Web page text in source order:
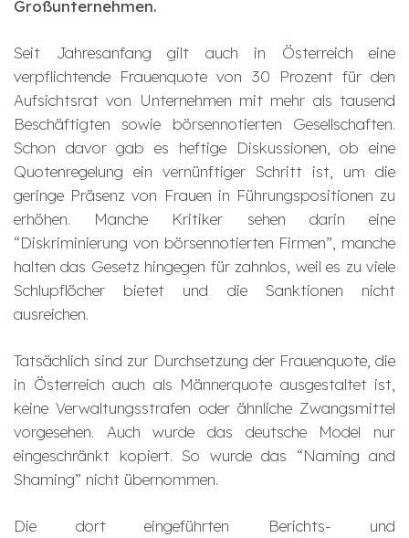
Großunternehmen.
Seit Jahresanfang gilt auch in Österreich eine
verpflichtende Frauenquote von 30 Prozent für den
Aufsichtsrat von Unternehmen mit mehr als tausend
Beschäftigten sowie börsennotierten Gesellschaften.
Schon davor gab es heftige Diskussionen, ob eine
Quotenregelung ein vernünftiger Schritt ist, um die
geringe Präsenz von Frauen in Führungspositionen zu
erhöhen. Manche Kritiker sehen darin eine
“Diskriminierung von börsennotierten Firmen”, manche
halten das Gesetz hingegen für zahnlos, weil es zu viele
Schlupflöcher bietet und die Sanktionen nicht
ausreichen.
Tatsächlich sind zur Durchsetzung der Frauenquote, die
in Österreich auch als Männerquote ausgestaltet ist,
keine Verwaltungsstrafen oder ähnliche Zwangsmittel
vorgesehen. Auch wurde das deutsche Model nur
eingeschränkt kopiert. So wurde das “Naming and
Shaming” nicht übernommen.
Die dort eingeführten Berichts- und